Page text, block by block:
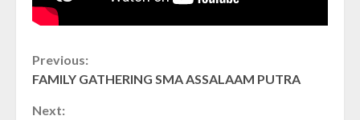
Continue
Previous:
FAMILY GATHERING SMA ASSALAAM PUTRA
Next: